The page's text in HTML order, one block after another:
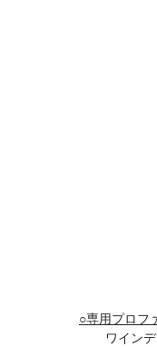
○専用プロフ
ワインデ